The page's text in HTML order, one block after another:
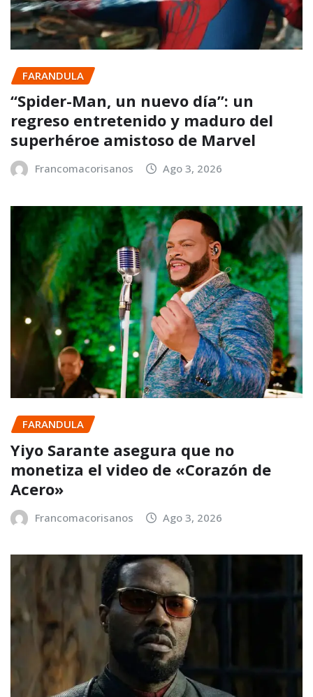
FARANDULA
“Spider-Man, un nuevo día”: un
regreso entretenido y maduro del
superhéroe amistoso de Marvel
Francomacorisanos Ago 3, 2026
FARANDULA
Yiyo Sarante asegura que no
monetiza el video de «Corazón de
Acero»
Francomacorisanos Ago 3, 2026